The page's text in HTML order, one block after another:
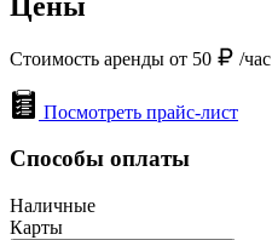
Стоимость аренды от 50 /час
Посмотреть прайс-лист
Способы оплаты
Наличные
Карты